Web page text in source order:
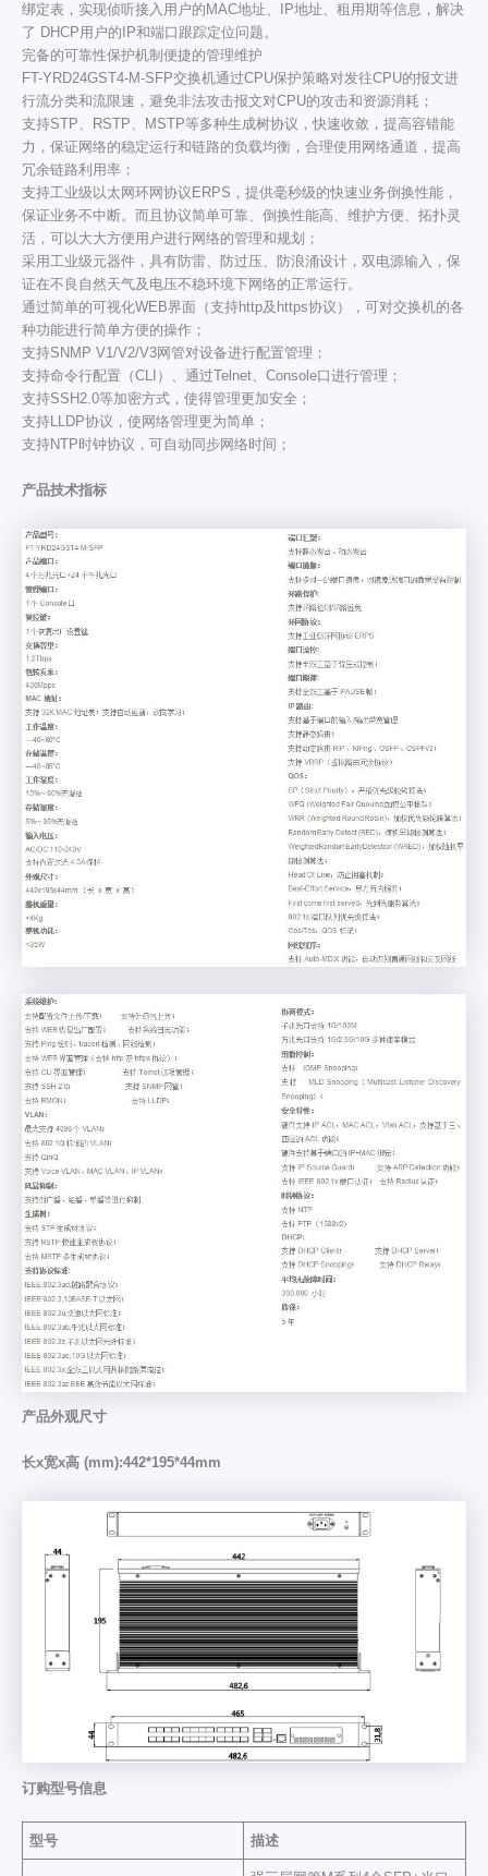
绑定表，实现侦听接入用户的MAC地址、IP地址、租用期等信息，解决
了 DHCP用户的IP和端口跟踪定位问题。
完备的可靠性保护机制便捷的管理维护
FT-YRD24GST4-M-SFP交换机通过CPU保护策略对发往CPU的报文进
行流分类和流限速，避免非法攻击报文对CPU的攻击和资源消耗；
支持STP、RSTP、MSTP等多种生成树协议，快速收敛，提高容错能
力，保证网络的稳定运行和链路的负载均衡，合理使用网络通道，提高
冗余链路利用率；
支持工业级以太网环网协议ERPS，提供毫秒级的快速业务倒换性能，
保证业务不中断。而且协议简单可靠、倒换性能高、维护方便、拓扑灵
活，可以大大方便用户进行网络的管理和规划；
采用工业级元器件，具有防雷、防过压、防浪涌设计，双电源输入，保
证在不良自然天气及电压不稳环境下网络的正常运行。
通过简单的可视化WEB界面（支持http及https协议），可对交换机的各
种功能进行简单方便的操作；
支持SNMP V1/V2/V3网管对设备进行配置管理；
支持命令行配置（CLI）、通过Telnet、Console口进行管理；
支持SSH2.0等加密方式，使得管理更加安全；
支持LLDP协议，使网络管理更为简单；
支持NTP时钟协议，可自动同步网络时间；
产品技术指标
产品外观尺寸
长x宽x高 (mm):442*195*44mm
订购型号信息
型号 描述